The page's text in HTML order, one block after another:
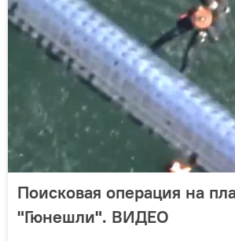
Поисковая операция на
"Гюнешли". ВИДЕО